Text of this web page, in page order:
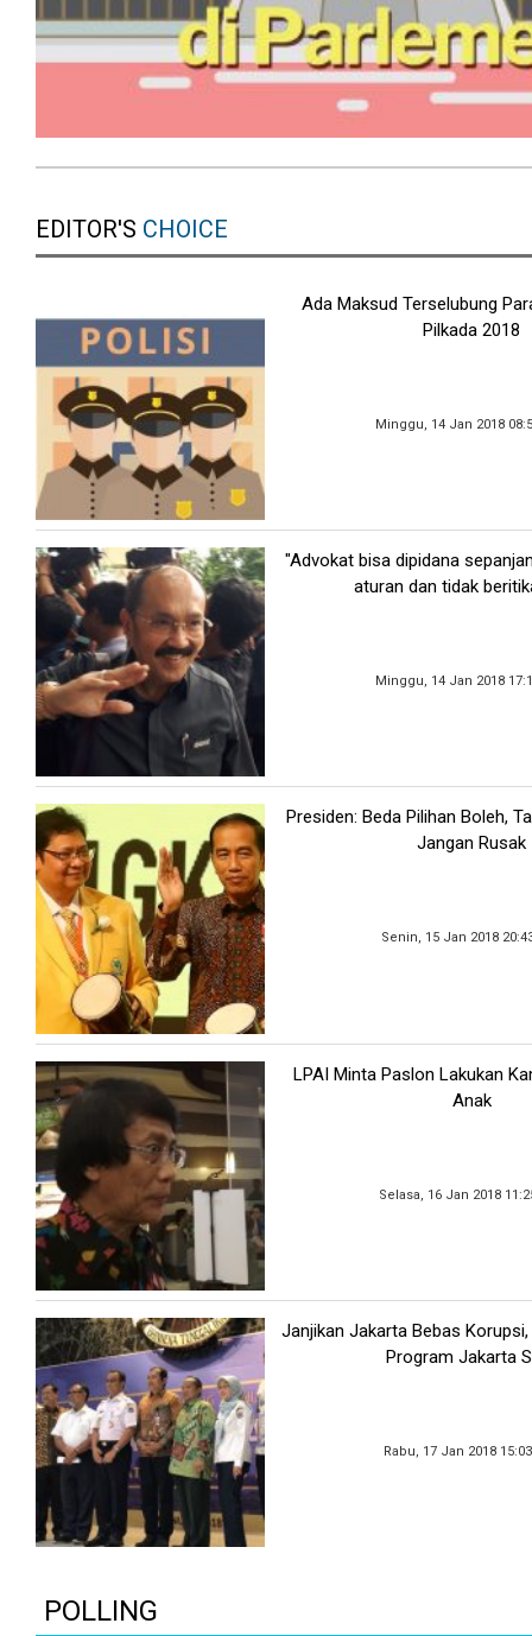
EDITOR'S CHOICE
Ada Maksud Terselubung
Pilkada 2018
Minggu, 14 Jan 2018
"Advokat bisa dipidana
aturan dan tidak
Minggu, 14 Jan 2018
Presiden: Beda Pilihan Boleh,
Jangan Rusak
Senin, 15 Jan 2018
LPAI Minta Paslon Lakukan
Anak
Selasa, 16 Jan 2018
Janjikan Jakarta Bebas
Program Jakarta
Rabu, 17 Jan 2018
POLLING